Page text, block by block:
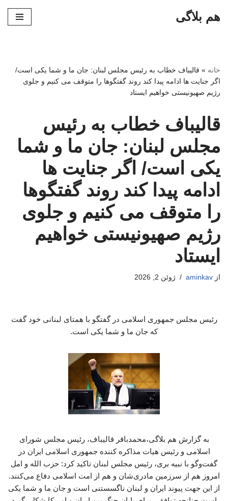
هم بلاگی
خانه » قالیباف خطاب به رئیس مجلس لبنان: جان ما و شما یکی است/
اگر جنایت ها ادامه پیدا کند روند گفتگوها را متوقف می کنیم و جلوی
رژیم صهیونیستی خواهیم ایستاد
قالیباف خطاب به رئیس
مجلس لبنان: جان ما و شما
یکی است/ اگر جنایت ها
ادامه پیدا کند روند گفتگوها
را متوقف می کنیم و جلوی
رژیم صهیونیستی خواهیم
ایستاد
از aminkav ژوئن 2, 2026
رئیس مجلس جمهوری اسلامی در گفتگو با همتای لبنانی خود گفت
که جان ما و شما یکی است.
به گزارش هم بلاگی،محمدباقر قالیباف، رئیس مجلس شورای
اسلامی و رئیس هیات مذاکره کننده جمهوری اسلامی ایران در
گفت‌وگو با نبیه بری، رئیس مجلس لبنان تاکید کرد: حزب الله و امل
امروز هم از سرزمین مادری‌شان و هم از امت اسلامی دفاع می‌کنند.
از این جهت پیوند ایران و لبنان ناگسستنی است و جان ما و شما یکی